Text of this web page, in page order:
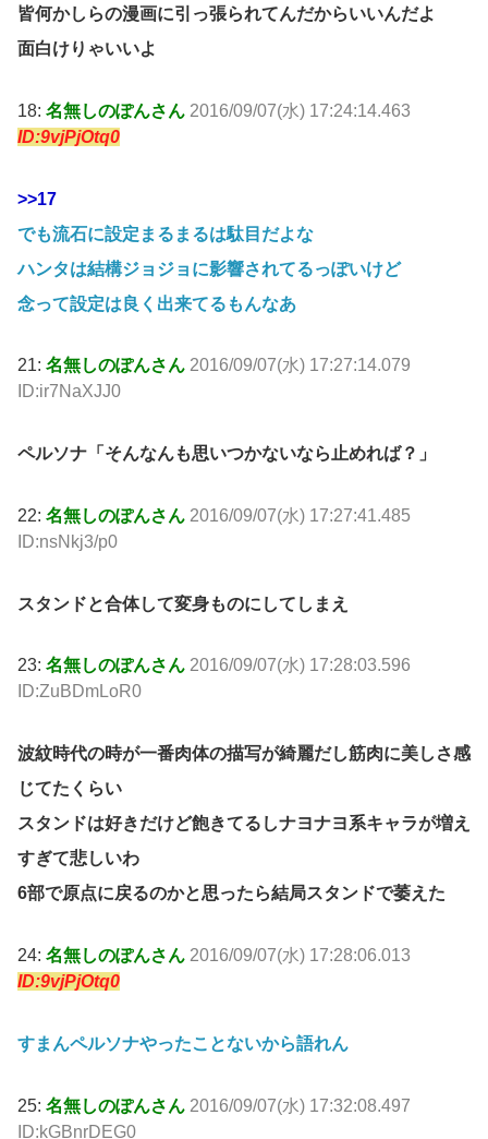
皆何かしらの漫画に引っ張られてんだからいいんだよ
面白けりゃいいよ
18: 名無しのぽんさん 2016/09/07(水) 17:24:14.463
ID:9vjPjOtq0
>>17
でも流石に設定まるまるは駄目だよな
ハンタは結構ジョジョに影響されてるっぽいけど
念って設定は良く出来てるもんなあ
21: 名無しのぽんさん 2016/09/07(水) 17:27:14.079
ID:ir7NaXJJ0
ペルソナ「そんなんも思いつかないなら止めれば？」
22: 名無しのぽんさん 2016/09/07(水) 17:27:41.485
ID:nsNkj3/p0
スタンドと合体して変身ものにしてしまえ
23: 名無しのぽんさん 2016/09/07(水) 17:28:03.596
ID:ZuBDmLoR0
波紋時代の時が一番肉体の描写が綺麗だし筋肉に美しさ感
じてたくらい
スタンドは好きだけど飽きてるしナヨナヨ系キャラが増え
すぎて悲しいわ
6部で原点に戻るのかと思ったら結局スタンドで萎えた
24: 名無しのぽんさん 2016/09/07(水) 17:28:06.013
ID:9vjPjOtq0
すまんペルソナやったことないから語れん
25: 名無しのぽんさん 2016/09/07(水) 17:32:08.497
ID:kGBnrDEG0